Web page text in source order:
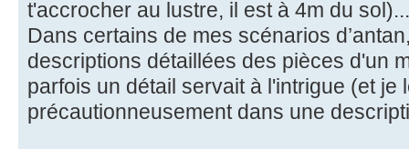
t'accrocher au lustre, il est à 4m du sol)...
Dans certains de mes scénarios
descriptions détaillées des pièces d'un
parfois un détail servait à l'intrigue (et je
précautionneusement dans une